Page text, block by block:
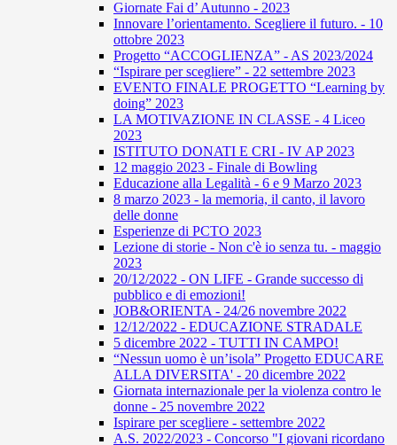
Giornate Fai d’ Autunno - 2023
Innovare l’orientamento. Scegliere il futuro. - 10
ottobre 2023
Progetto “ACCOGLIENZA” - AS 2023/2024
“Ispirare per scegliere” - 22 settembre 2023
EVENTO FINALE PROGETTO “Learning by
doing” 2023
LA MOTIVAZIONE IN CLASSE - 4 Liceo
2023
ISTITUTO DONATI E CRI - IV AP 2023
12 maggio 2023 - Finale di Bowling
Educazione alla Legalità - 6 e 9 Marzo 2023
8 marzo 2023 - la memoria, il canto, il lavoro
delle donne
Esperienze di PCTO 2023
Lezione di storie - Non c'è io senza tu. - maggio
2023
20/12/2022 - ON LIFE - Grande successo di
pubblico e di emozioni!
JOB&ORIENTA - 24/26 novembre 2022
12/12/2022 - EDUCAZIONE STRADALE
5 dicembre 2022 - TUTTI IN CAMPO!
“Nessun uomo è un’isola” Progetto EDUCARE
ALLA DIVERSITA' - 20 dicembre 2022
Giornata internazionale per la violenza contro le
donne - 25 novembre 2022
Ispirare per scegliere - settembre 2022
A.S. 2022/2023 - Concorso "I giovani ricordano